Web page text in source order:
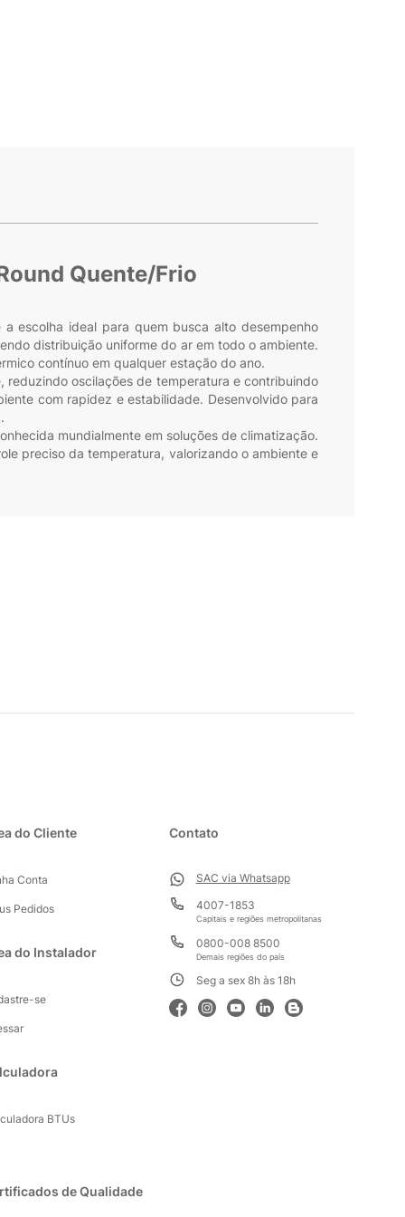
Quente/Frio
a escolha ideal para quem busca alto desempenho
distribuição uniforme do ar em todo o ambiente.
contínuo em qualquer estação do ano.
oscilações de temperatura e contribuindo
com rapidez e estabilidade. Desenvolvido para
mundialmente em soluções de climatização.
preciso da temperatura, valorizando o ambiente e
do Cliente
Conta
Pedidos
do Instalador
se
BTUs
Contato
SAC via Whatsapp
4007-1853
Capitais e regiões metropolitanas
0800-008 8500
Demais regiões do país
Seg a sex 8h às 18h
de Qualidade